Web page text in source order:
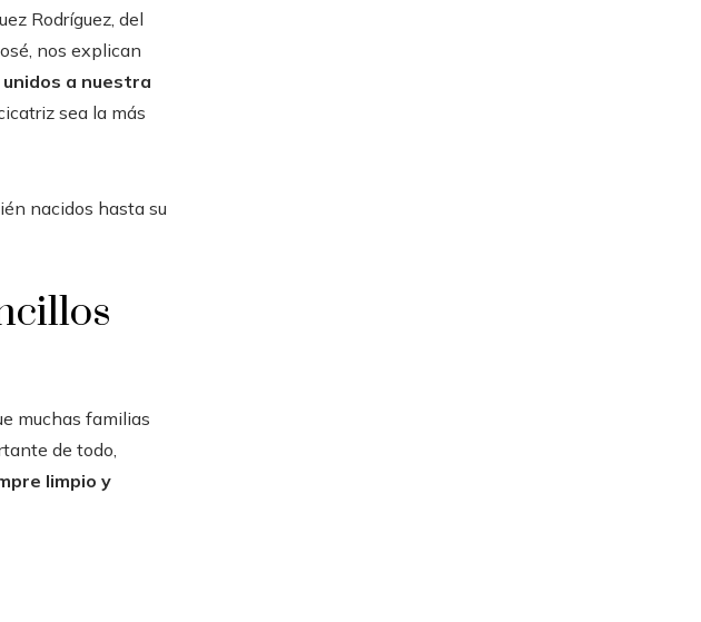
Rodríguez, del
nos explican
a nuestra
sea la más
nacidos hasta su
muchas familias
de todo,
limpio y